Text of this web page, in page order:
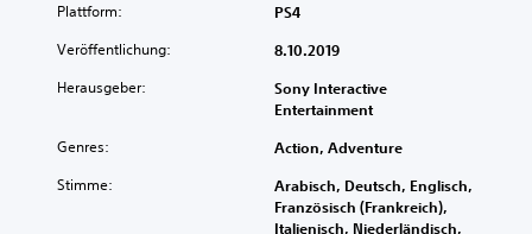
Plattform: PS4
Veröffentlichung: 8.10.2019
Herausgeber:
Sony Interactive
Entertainment
Genres: Action, Adventure
Stimme:
Arabisch, Deutsch, Englisch,
Französisch (Frankreich),
Italienisch, Niederländisch,